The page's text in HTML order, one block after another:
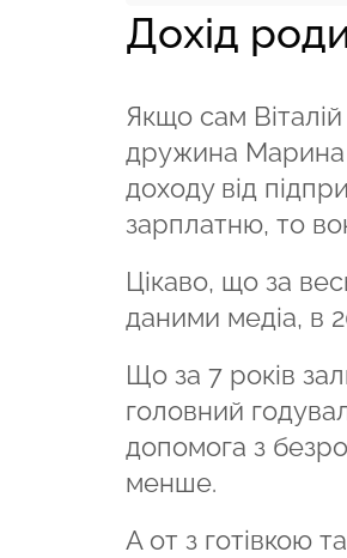
Дохід
Якщо сам
дружина Марина
доходу від
зарплатню, то
Цікаво, що за
даними медіа, в
Що за 7 років
головний
допомога з
менше.
А от з готівкою